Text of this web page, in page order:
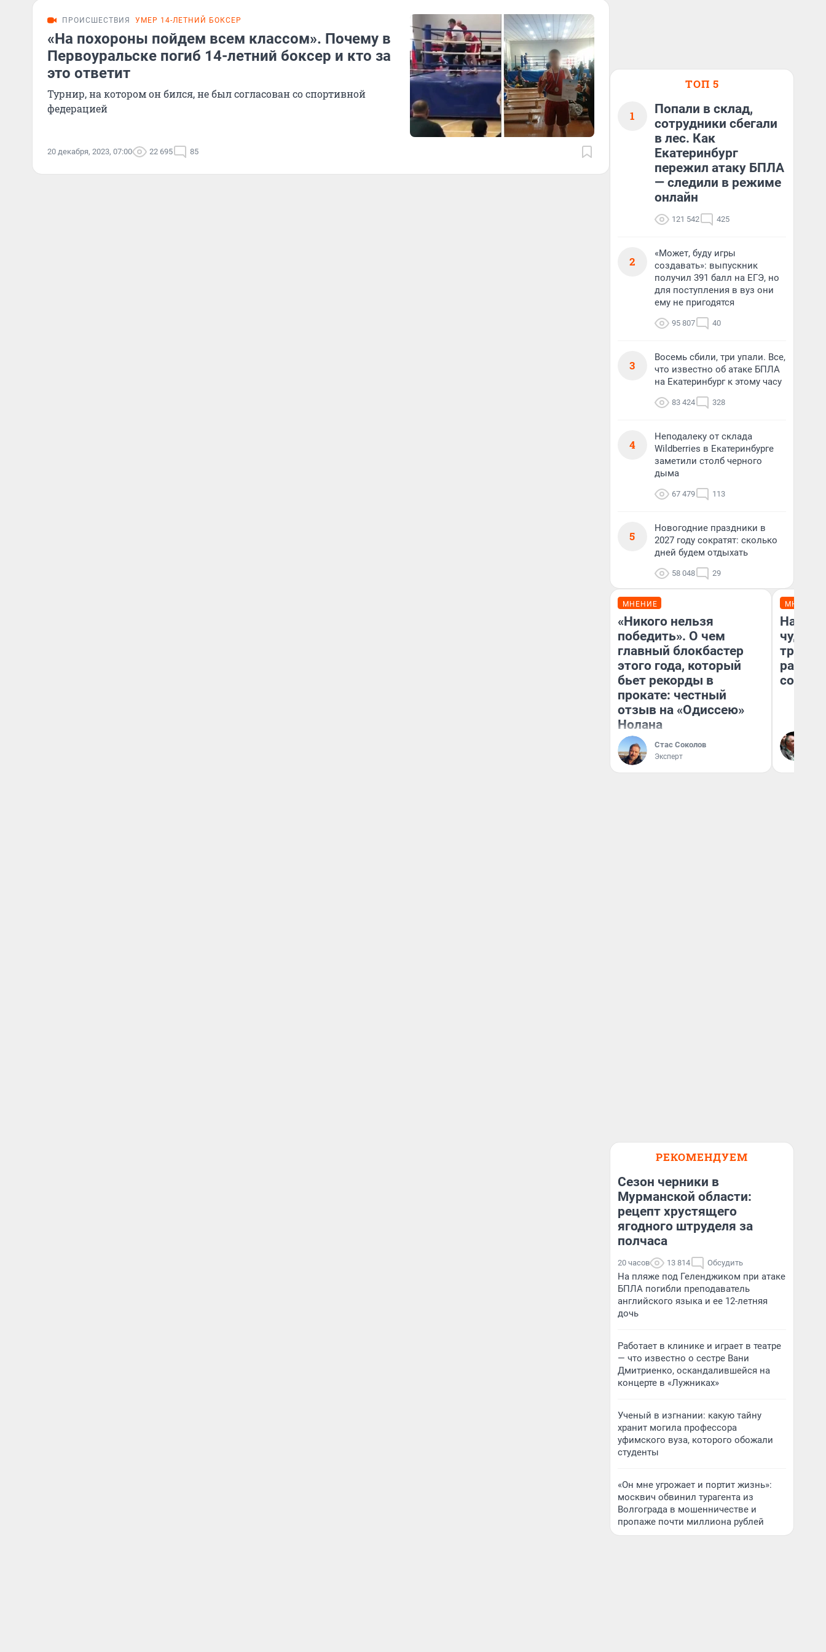
ПРОИСШЕСТВИЯ УМЕР 14-ЛЕТНИЙ БОКСЕР
«На похороны пойдем всем классом». Почему в
Первоуральске погиб 14-летний боксер и кто за
это ответит
Турнир, на котором он бился, не был согласован со спортивной
федерацией
20 декабря, 2023, 07:00 22 695 85
ТОП 5
1
Попали в склад,
сотрудники сбегали
в лес. Как
Екатеринбург
пережил атаку БПЛА
— следили в режиме
онлайн
121 542 425
2
«Может, буду игры
создавать»: выпускник
получил 391 балл на ЕГЭ, но
для поступления в вуз они
ему не пригодятся
95 807 40
3
Восемь сбили, три упали. Все,
что известно об атаке БПЛА
на Екатеринбург к этому часу
83 424 328
4
Неподалеку от склада
Wildberries в Екатеринбурге
заметили столб черного
дыма
67 479 113
5
Новогодние праздники в
2027 году сократят: сколько
дней будем отдыхать
58 048 29
МНЕНИЕ
«Никого нельзя
победить». О чем
главный блокбастер
этого года, который
бьет рекорды в
прокате: честный
отзыв на «Одиссею»
Нолана
Стас Соколов
Эксперт
МНЕНИЕ
чудом
РЕКОМЕНДУЕМ
Сезон черники в
Мурманской области:
рецепт хрустящего
ягодного штруделя за
полчаса
20 часов 13 814 Обсудить
На пляже под Геленджиком при атаке
БПЛА погибли преподаватель
английского языка и ее 12-летняя
дочь
Работает в клинике и играет в театре
— что известно о сестре Вани
Дмитриенко, оскандалившейся на
концерте в «Лужниках»
Ученый в изгнании: какую тайну
хранит могила профессора
уфимского вуза, которого обожали
студенты
«Он мне угрожает и портит жизнь»:
москвич обвинил турагента из
Волгограда в мошенничестве и
пропаже почти миллиона рублей